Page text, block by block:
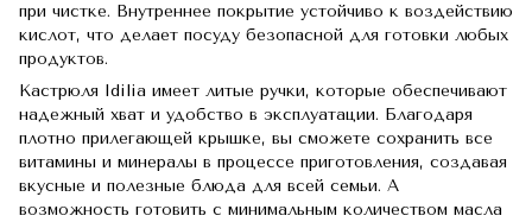
при чистке. Внутреннее покрытие устойчиво к воздействию
кислот, что делает посуду безопасной для готовки любых
продуктов.
Кастрюля Idilia имеет литые ручки, которые обеспечивают
надежный хват и удобство в эксплуатации. Благодаря
плотно прилегающей крышке, вы сможете сохранить все
витамины и минералы в процессе приготовления, создавая
вкусные и полезные блюда для всей семьи. А
возможность готовить с минимальным количеством масла